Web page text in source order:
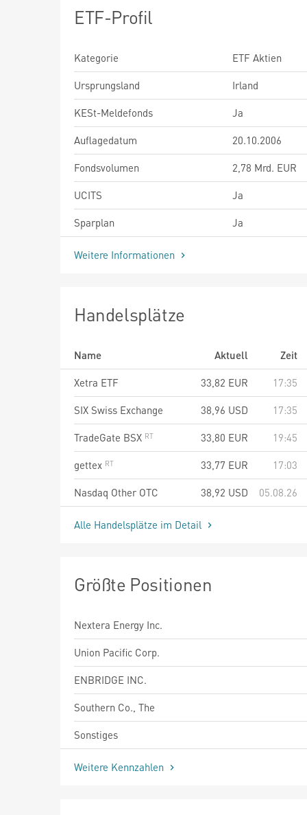
ETF-Profil
Kategorie
ETF Aktien
Ursprungsland
Irland
KESt-Meldefonds
Ja
Auflagedatum
20.10.2006
Fondsvolumen
2,78 Mrd. EUR
UCITS
Ja
Sparplan
Ja
Weitere Informationen
Handelsplätze
Name Aktuell
Zeit
Xetra ETF
33,82 EUR
17:35
SIX Swiss Exchange
38,96 USD
17:35
TradeGate BSX
33,80 EUR
19:45
gettex
33,77 EUR
17:03
Nasdaq Other OTC
38,92 USD 05.08.26
Alle Handelsplätze im Detail
Größte Positionen
Nextera Energy Inc.
Union Pacific Corp.
ENBRIDGE INC.
Southern Co., The
Sonstiges
Weitere Kennzahlen